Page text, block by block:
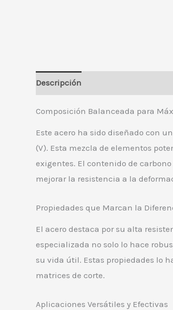
Descripción
Composición Balanceada para
Este acero ha sido diseñado con
(V). Esta mezcla de elementos
exigentes. El contenido de
mejorar la resistencia a la
Propiedades que Marcan la
El acero destaca por su alta
especializada no solo lo hace
su vida útil. Estas propiedades lo
matrices de corte.
Aplicaciones Versátiles y Efectivas